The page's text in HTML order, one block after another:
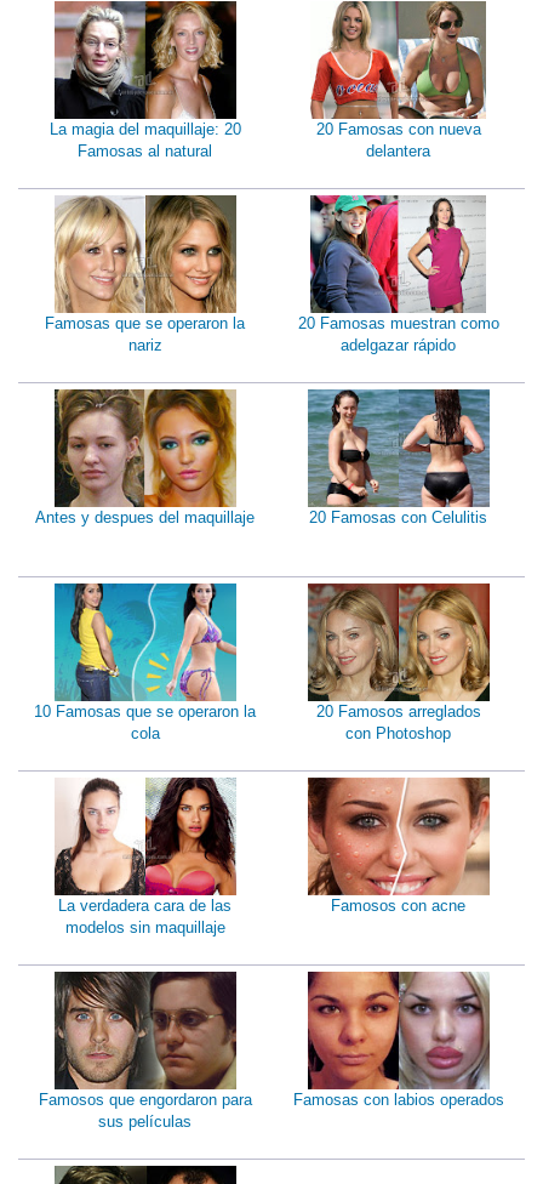
La magia del maquillaje: 20
Famosas al natural
20 Famosas con nueva
delantera
Famosas que se operaron la
nariz
20 Famosas muestran como
adelgazar rápido
Antes y despues del maquillaje 20 Famosas con Celulitis
10 Famosas que se operaron la
cola
20 Famosos arreglados
con Photoshop
La verdadera cara de las
modelos sin maquillaje
Famosos con acne
Famosos que engordaron para
sus películas
Famosas con labios operados